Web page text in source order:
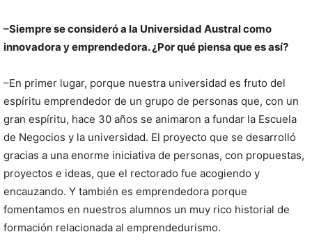
–Siempre se consideró a la Universidad Austral como
innovadora y emprendedora. ¿Por qué piensa que es así?
–En primer lugar, porque nuestra universidad es fruto del
espíritu emprendedor de un grupo de personas que, con un
gran espíritu, hace 30 años se animaron a fundar la Escuela
de Negocios y la universidad. El proyecto que se desarrolló
gracias a una enorme iniciativa de personas, con propuestas,
proyectos e ideas, que el rectorado fue acogiendo y
encauzando. Y también es emprendedora porque
fomentamos en nuestros alumnos un muy rico historial de
formación relacionada al emprendedurismo.